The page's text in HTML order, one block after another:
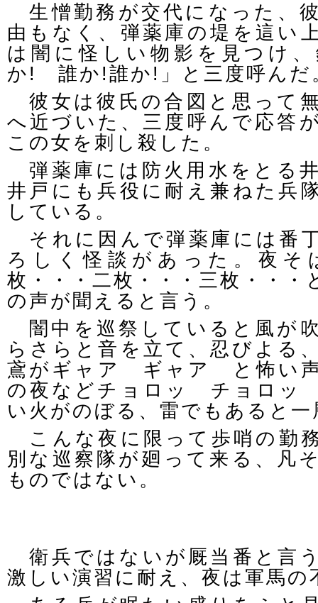
生憎勤務が交代になった、
由もなく、弾薬庫の堤を這い
は闇に怪しい物影を見つけ
か! 誰か!誰か!」と三度呼んだ
彼女は彼氏の合図と思って
へ近づいた、三度呼んで応答
この女を刺し殺した。
弾薬庫には防火用水をとる
井戸にも兵役に耐え兼ねた兵
している。
それに因んで弾薬庫には番
ろしく怪談があった。夜そ
枚・・・二枚・・・三枚・・・
の声が聞えると言う。
闇中を巡祭していると風が
らさらと音を立て、忍びよる
鳶がギャア ギャア と怖い
の夜などチョロッ チョロッ
い火がのぼる、雷でもあると
こんな夜に限って歩哨の勤
別な巡察隊が廻って来る、凡
ものではない。
衛兵ではないが厩当番と言
激しい演習に耐え、夜は軍馬の